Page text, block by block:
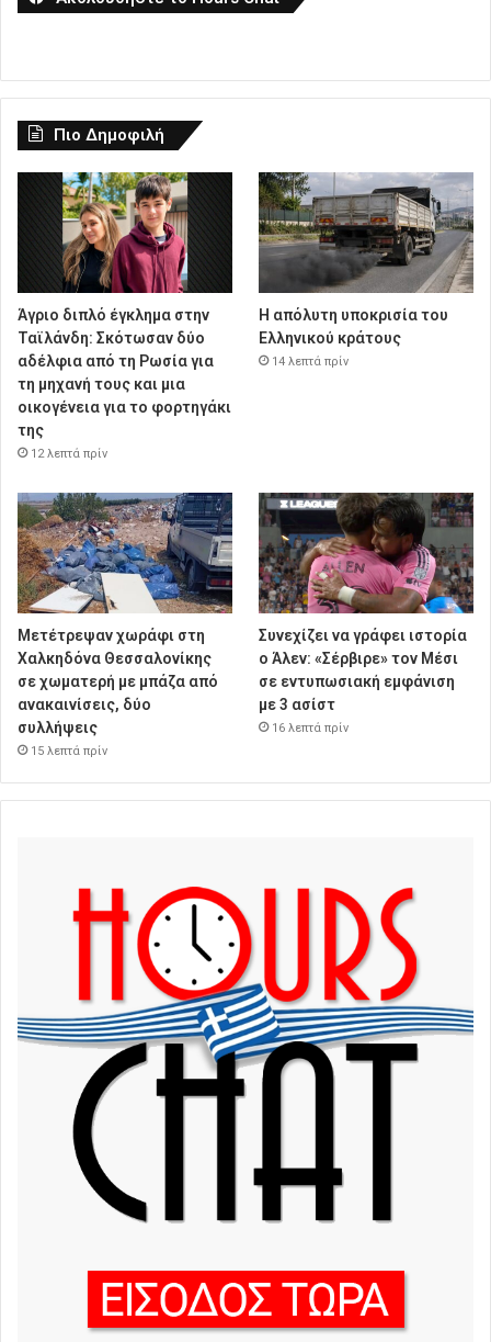
Πιο Δημοφιλή
Άγριο διπλό έγκλημα στην
Ταϊλάνδη: Σκότωσαν δύο
αδέλφια από τη Ρωσία για
τη μηχανή τους και μια
οικογένεια για το φορτηγάκι
της
12 λεπτά πρίν
Η απόλυτη υποκρισία του
Ελληνικού κράτους
14 λεπτά πρίν
Μετέτρεψαν χωράφι στη
Χαλκηδόνα Θεσσαλονίκης
σε χωματερή με μπάζα από
ανακαινίσεις, δύο
συλλήψεις
15 λεπτά πρίν
Συνεχίζει να γράφει ιστορία
ο Άλεν: «Σέρβιρε» τον Μέσι
σε εντυπωσιακή εμφάνιση
με 3 ασίστ
16 λεπτά πρίν